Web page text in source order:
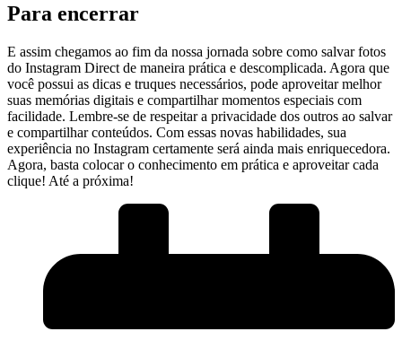
Para encerrar
E assim chegamos ao fim da nossa jornada ⁤sobre como salvar fotos
do Instagram Direct de maneira prática e descomplicada. Agora que
você possui as dicas e truques ⁣necessários,‍ pode aproveitar melhor
suas memórias digitais e compartilhar momentos especiais com ​
facilidade. Lembre-se de ⁣respeitar a privacidade dos outros ao salvar
e compartilhar conteúdos. Com essas novas habilidades, sua
experiência no Instagram certamente será ainda mais enriquecedora.
Agora, basta colocar o conhecimento em ⁤prática e ⁣aproveitar cada
clique! Até a próxima!